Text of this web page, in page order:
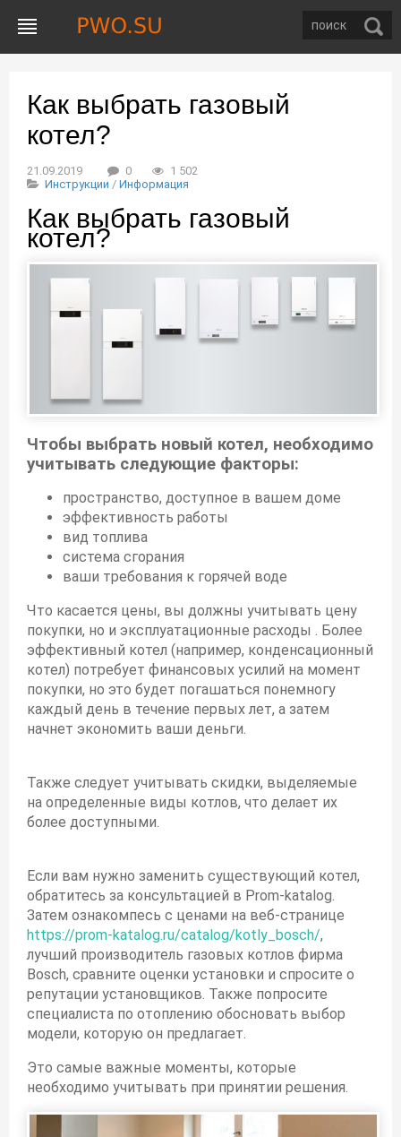
Как выбрать газовый
котел?
21.09.2019 0
1 502
Инструкции / Информация
Как выбрать газовый
котел?
Чтобы выбрать новый котел, необходимо
учитывать следующие факторы:
пространство, доступное в вашем доме
эффективность работы
вид топлива
система сгорания
ваши требования к горячей воде
Что касается цены, вы должны учитывать цену
покупки, но и эксплуатационные расходы . Более
эффективный котел (например, конденсационный
котел) потребует финансовых усилий на момент
покупки, но это будет погашаться понемногу
каждый день в течение первых лет, а затем
начнет экономить ваши деньги.
Также следует учитывать скидки, выделяемые
на определенные виды котлов, что делает их
более доступными.
Если вам нужно заменить существующий котел,
обратитесь за консультацией в Prom-katalog.
Затем ознакомпесь с ценами на веб-странице
https://prom-katalog.ru/catalog/kotly_bosch/,
лучший производитель газовых котлов фирма
Bosch, сравните оценки установки и спросите о
репутации установщиков. Также попросите
специалиста по отоплению обосновать выбор
модели, которую он предлагает.
Это самые важные моменты, которые
необходимо учитывать при принятии решения.